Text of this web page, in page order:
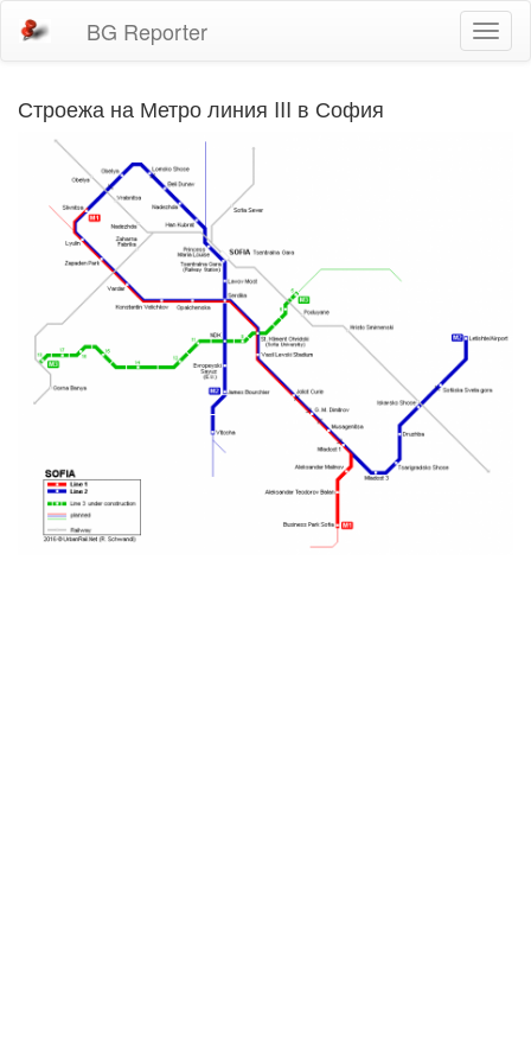
BG Reporter
Строежа на Метро линия III в София